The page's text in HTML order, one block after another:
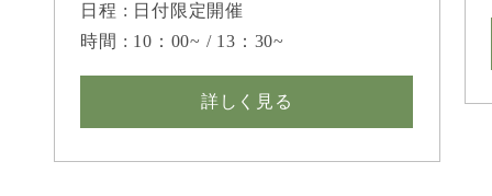
日程 : 日付限定開催
時間 : 10：00~ / 13：30~
詳しく見る